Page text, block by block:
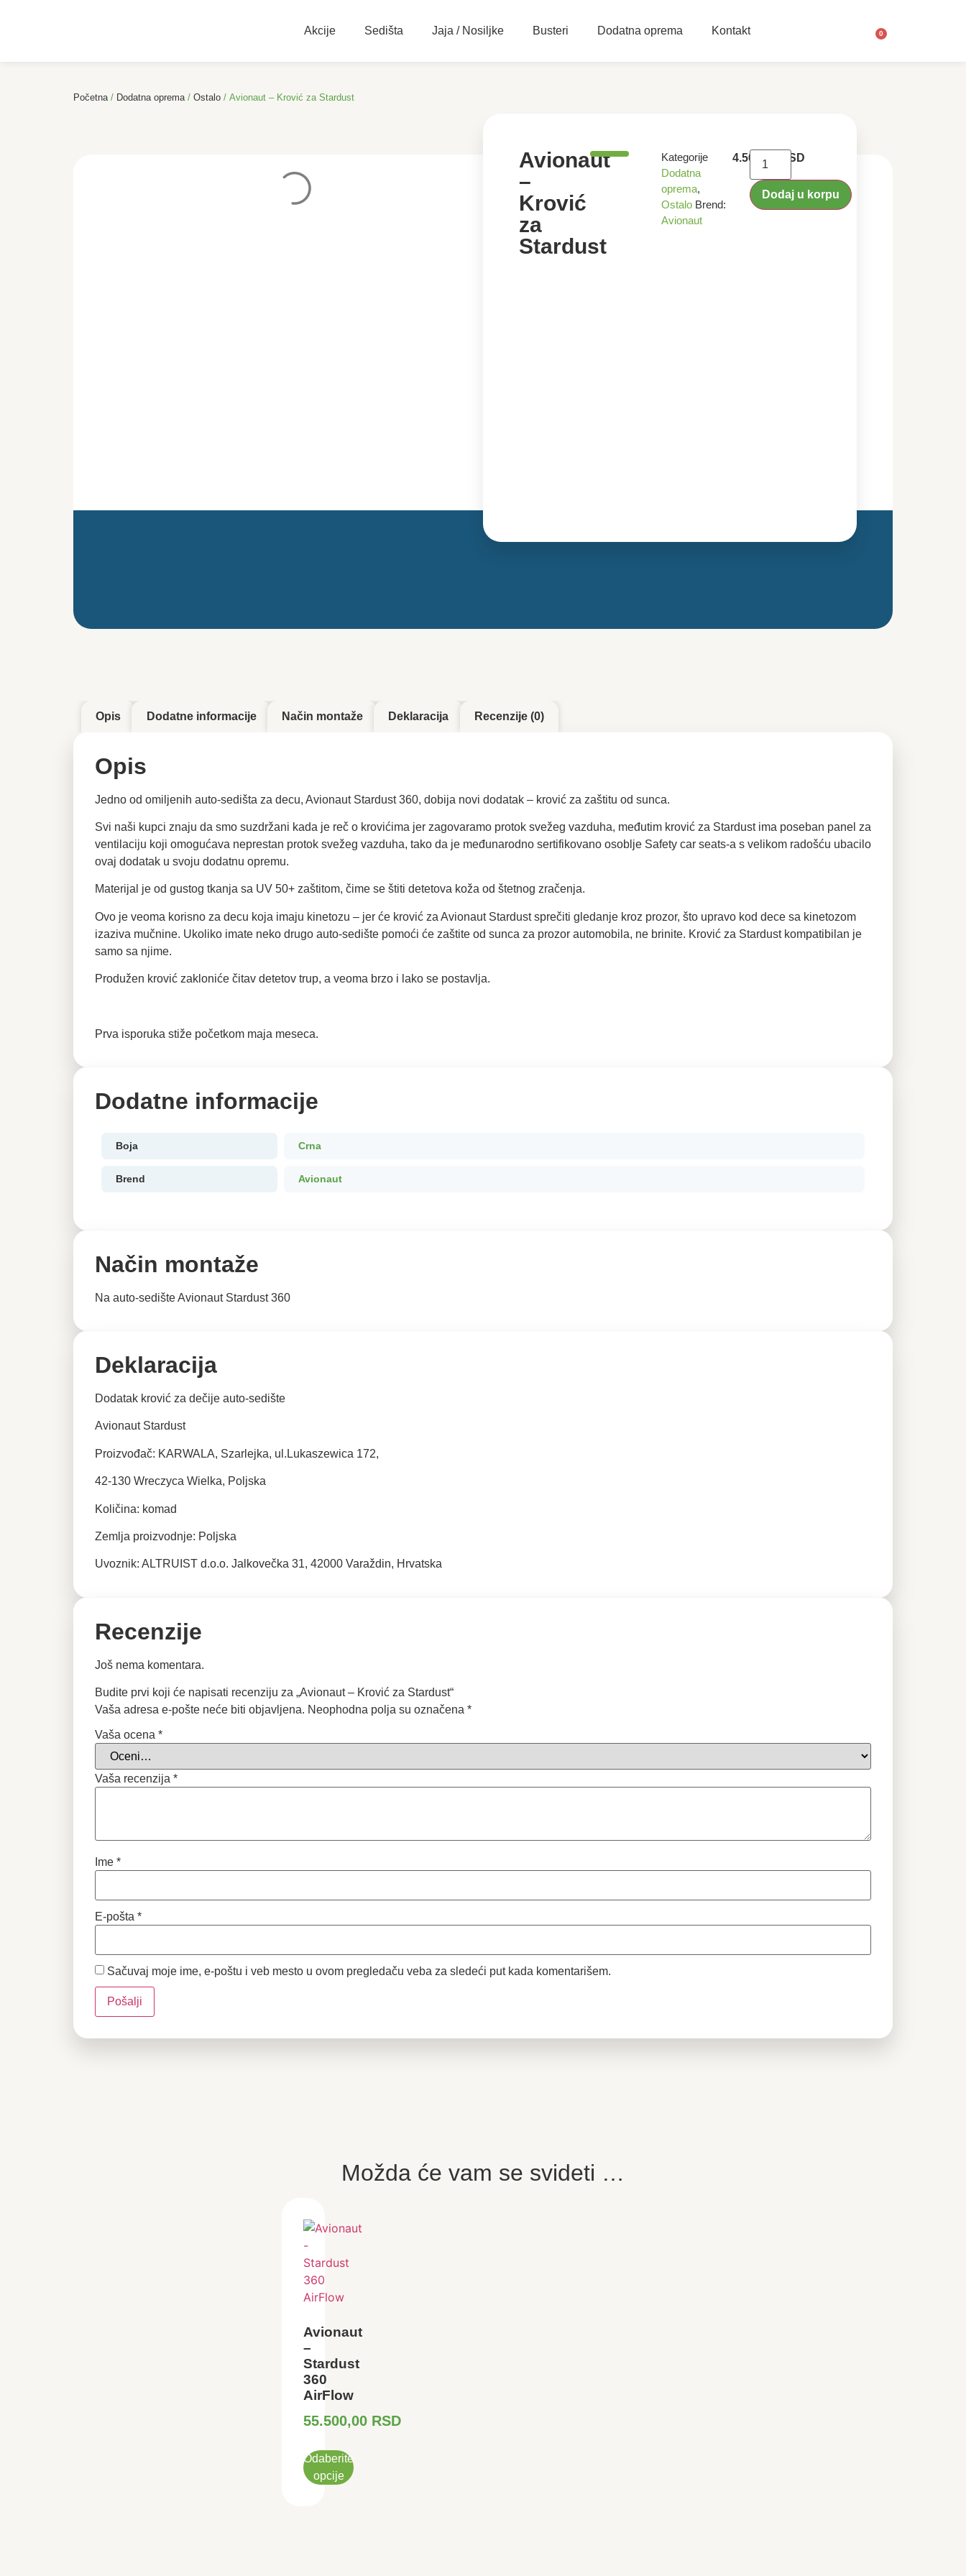
Akcije Sedišta Jaja / Nosiljke Busteri Dodatna oprema Kontakt 0
Početna/ Dodatna oprema/ Ostalo / Avionaut – Krović za Stardust
Avionaut
–
Krović
za
Stardust
Kategorije
Dodatna
oprema,
Ostalo Brend:
Avionaut
4.500,00 RSD
Dodaj u korpu
Opis Dodatne informacije Način montaže Deklaracija Recenzije (0)
Opis
Jedno od omiljenih auto-sedišta za decu, Avionaut Stardust 360, dobija novi dodatak – krović za zaštitu od sunca.
Svi naši kupci znaju da smo suzdržani kada je reč o krovićima jer zagovaramo protok svežeg vazduha, međutim krović za Stardust ima poseban panel za
ventilaciju koji omogućava neprestan protok svežeg vazduha, tako da je međunarodno sertifikovano osoblje Safety car seats-a s velikom radošću ubacilo
ovaj dodatak u svoju dodatnu opremu.
Materijal je od gustog tkanja sa UV 50+ zaštitom, čime se štiti detetova koža od štetnog zračenja.
Ovo je veoma korisno za decu koja imaju kinetozu – jer će krović za Avionaut Stardust sprečiti gledanje kroz prozor, što upravo kod dece sa kinetozom
izaziva mučnine. Ukoliko imate neko drugo auto-sedište pomoći će zaštite od sunca za prozor automobila, ne brinite. Krović za Stardust kompatibilan je
samo sa njime.
Produžen krović zakloniće čitav detetov trup, a veoma brzo i lako se postavlja.
Prva isporuka stiže početkom maja meseca.
Dodatne informacije
Boja Crna
Brend Avionaut
Način montaže
Na auto-sedište Avionaut Stardust 360
Deklaracija
Dodatak krović za dečije auto-sedište
Avionaut Stardust
Proizvođač: KARWALA, Szarlejka, ul.Lukaszewica 172,
42-130 Wreczyca Wielka, Poljska
Količina: komad
Zemlja proizvodnje: Poljska
Uvoznik: ALTRUIST d.o.o. Jalkovečka 31, 42000 Varaždin, Hrvatska
Recenzije
Još nema komentara.
Budite prvi koji će napisati recenziju za „Avionaut – Krović za Stardust“
Vaša adresa e-pošte neće biti objavljena. Neophodna polja su označena *
Vaša ocena *
Vaša recenzija *
Ime *
E-pošta *
Sačuvaj moje ime, e-poštu i veb mesto u ovom pregledaču veba za sledeći put kada komentarišem.
Možda će vam se svideti …
Avionaut
–
Stardust
360
AirFlow
55.500,00 RSD
Odaberite
opcije